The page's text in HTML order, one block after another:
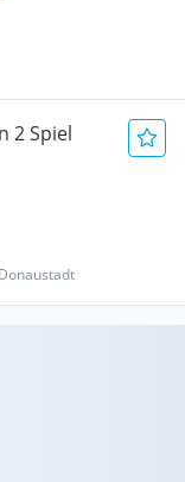
2 Spiel